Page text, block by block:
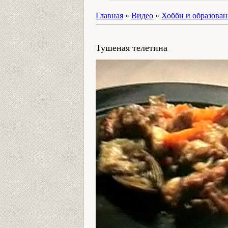
Главная » Видео » Хобби и
Тушеная телетина